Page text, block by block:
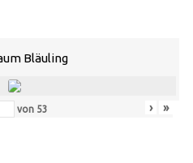
Bläuling
von 53 › »